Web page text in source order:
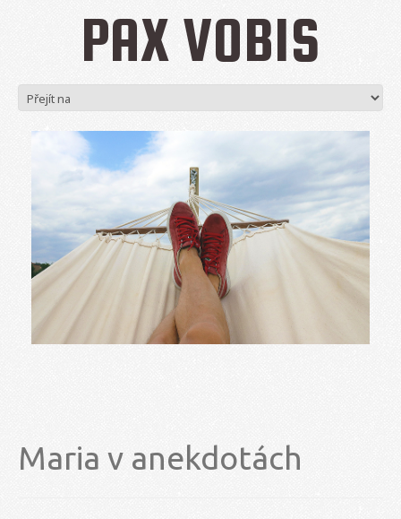
PAX VOBIS
Maria v anekdotách